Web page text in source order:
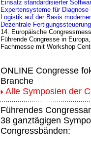
Einsatz standardisierter
Expertensysteme für
Logistik auf der Basis
Dezentrale
14. Europäische
Führende Congresse in
Fachmesse mit Workshop
ONLINE Congresse
Branche
Alle Symposien der
Führendes
38 ganztägigen
Congressbänden: